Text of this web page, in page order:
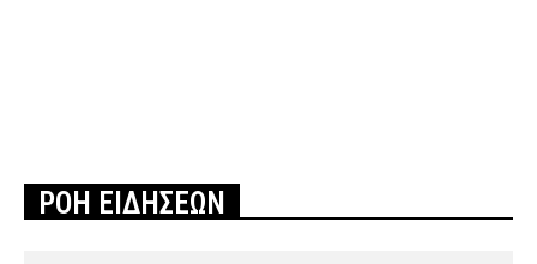
ΡΟΗ ΕΙΔΗΣΕΩΝ